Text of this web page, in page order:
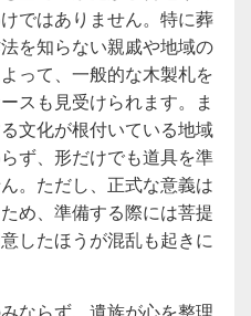
ではありません。特に葬
を知らない親戚や地域の
って、一般的な木製札を
スも見受けられます。ま
文化が根付いている地域
ず、形だけでも道具を準
。ただし、正式な意義は
め、準備する際には菩提
したほうが混乱も起きに